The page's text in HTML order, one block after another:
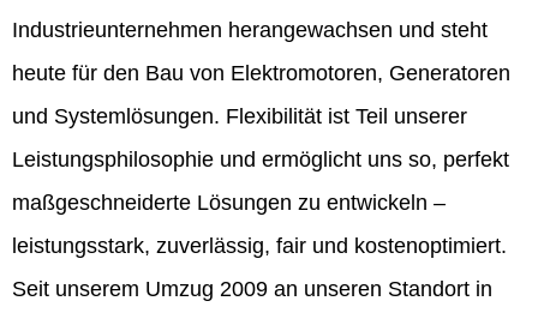
Industrieunternehmen herangewachsen und steht
heute für den Bau von Elektromotoren, Generatoren
und Systemlösungen. Flexibilität ist Teil unserer
Leistungsphilosophie und ermöglicht uns so, perfekt
maßgeschneiderte Lösungen zu entwickeln –
leistungsstark, zuverlässig, fair und kostenoptimiert.
Seit unserem Umzug 2009 an unseren Standort in